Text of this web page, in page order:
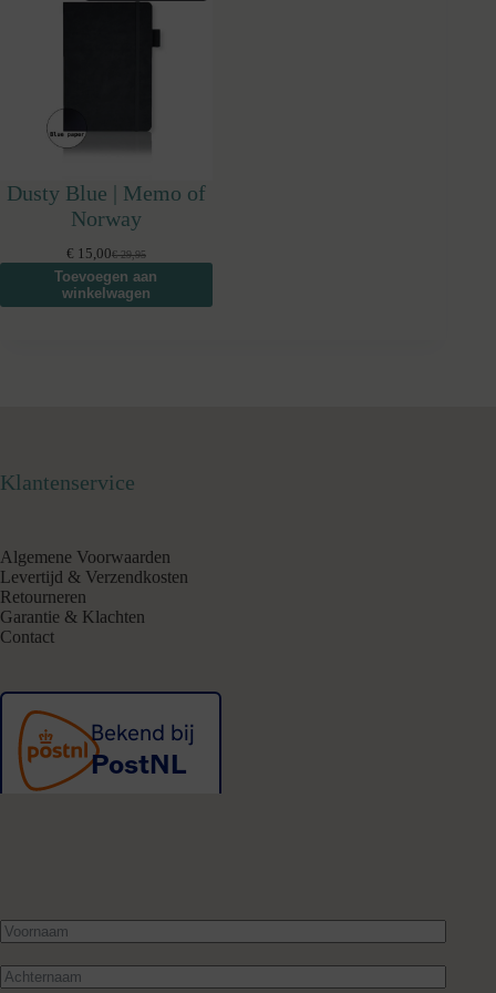
Dusty Blue | Memo of
Norway
€29,95
Oorspronkelijke
prijs
was:
€ 15,00Huidige
prijs
is:
Toevoegen aan
winkelwagen
Klantenservice
Algemene Voorwaarden
Levertijd & Verzendkosten
Retourneren
Garantie & Klachten
Contact